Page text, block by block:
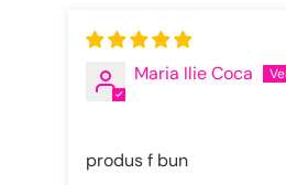
Maria Ilie Coca
produs f bun